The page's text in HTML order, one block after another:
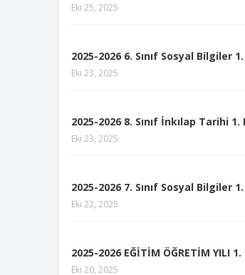
Eki 25, 2025
2025-2026 6. Sınıf Sosyal Bilgiler
Eki 23, 2025
2025-2026 8. Sınıf İnkılap Tarihi
Eki 23, 2025
2025-2026 7. Sınıf Sosyal Bilgiler
Eki 22, 2025
2025-2026 EĞİTİM ÖĞRETİM YILI
Eki 20, 2025